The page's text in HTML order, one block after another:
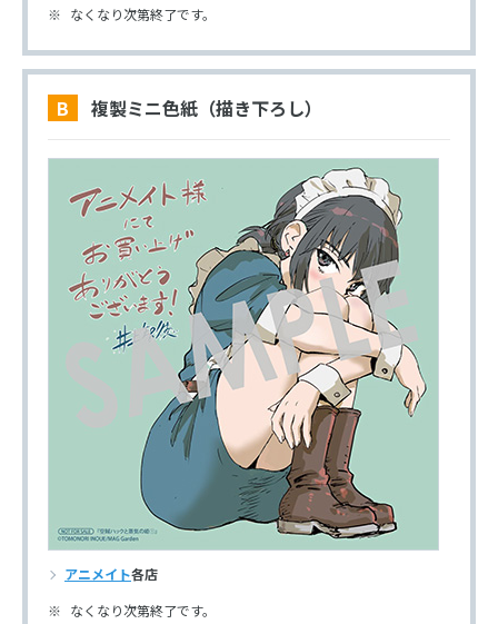
なくなり次第終了です。
B 複製ミニ色紙（描き下ろし）
アニメイト各店
なくなり次第終了です。